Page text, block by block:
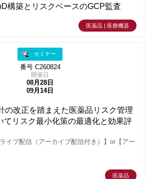
構築とリスクベースのGCP監査
医薬品 | 医療機器
セミナー
番号 C260824
開催日
08月28日
09月14日
の改正を踏まえた医薬品リスク管理
てリスク最小化策の最適化と効果評
イブ配信（アーカイブ配信付き）】or【アー
医薬品